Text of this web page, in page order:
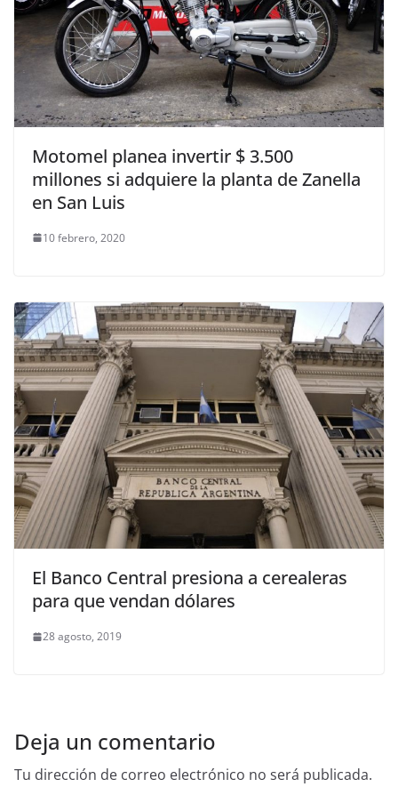
Motomel planea invertir $ 3.500
millones si adquiere la planta de Zanella
en San Luis
10 febrero, 2020
El Banco Central presiona a cerealeras
para que vendan dólares
28 agosto, 2019
Deja un comentario
Tu dirección de correo electrónico no será publicada.